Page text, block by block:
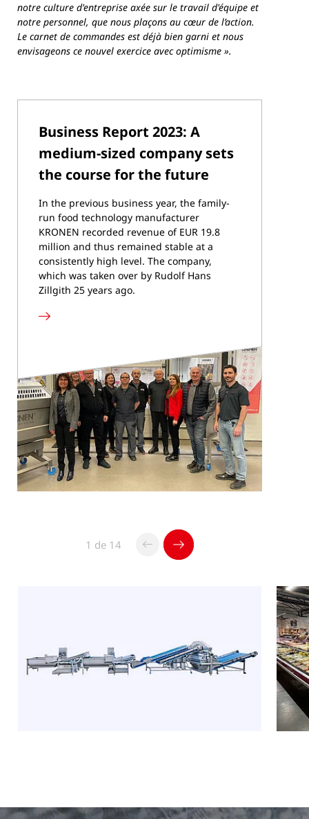
notre culture d'entreprise axée sur le travail d'équipe et
notre personnel, que nous plaçons au cœur de l’action.
Le carnet de commandes est déjà bien garni et nous
envisageons ce nouvel exercice avec optimisme ».
Business Report 2023: A
medium-sized company sets
the course for the future
In the previous business year, the family-
run food technology manufacturer
KRONEN recorded revenue of EUR 19.8
million and thus remained stable at a
consistently high level. The company,
which was taken over by Rudolf Hans
Zillgith 25 years ago.
En
1 de 14